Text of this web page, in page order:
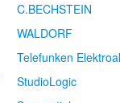
C.BECHSTEIN
WALDORF
Telefunken
StudioLogic